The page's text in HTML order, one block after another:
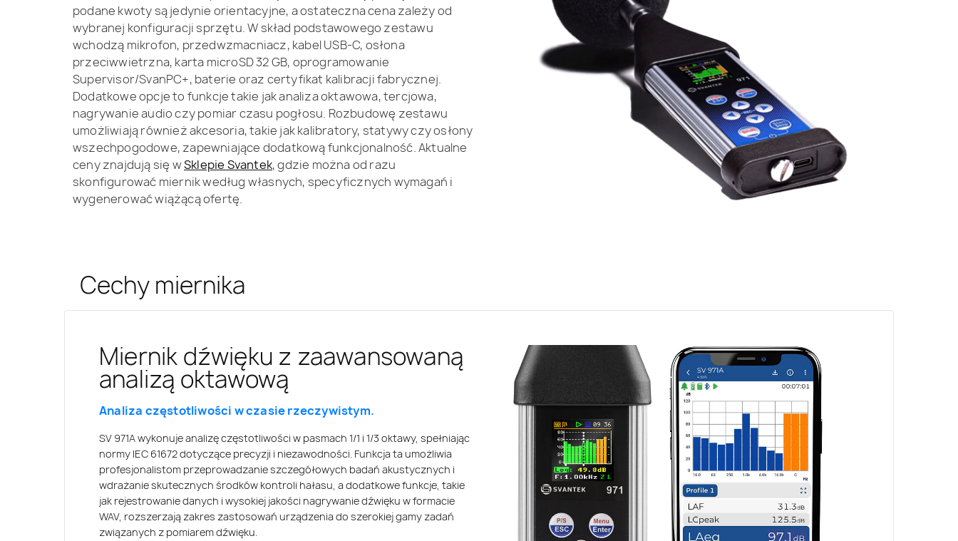
podane kwoty są jedynie orientacyjne, a ostateczna cena zależy od
wybranej konfiguracji sprzętu. W skład podstawowego zestawu
wchodzą mikrofon, przedwzmacniacz, kabel USB-C, osłona
przeciwwietrzna, karta microSD 32 GB, oprogramowanie
Supervisor/SvanPC+, baterie oraz certyfikat kalibracji fabrycznej.
Dodatkowe opcje to funkcje takie jak analiza oktawowa, tercjowa,
nagrywanie audio czy pomiar czasu pogłosu. Rozbudowę zestawu
umożliwiają również akcesoria, takie jak kalibratory, statywy czy osłony
wszechpogodowe, zapewniające dodatkową funkcjonalność. Aktualne
ceny znajdują się wSklepie Svantek, gdzie można od razu
skonfigurować miernik według własnych, specyficznych wymagań i
wygenerować wiążącą ofertę.
Cechy miernika
Miernik dźwięku z zaawansowaną
analizą oktawową
Analiza częstotliwości w czasie rzeczywistym.
SV 971A wykonuje analizę częstotliwości w pasmach 1/1 i 1/3 oktawy, spełniając
normy IEC 61672 dotyczące precyzji i niezawodności. Funkcja ta umożliwia
profesjonalistom przeprowadzanie szczegółowych badań akustycznych i
wdrażanie skutecznych środków kontroli hałasu, a dodatkowe funkcje, takie
jak rejestrowanie danych i wysokiej jakości nagrywanie dźwięku w formacie
WAV, rozszerzają zakres zastosowań urządzenia do szerokiej gamy zadań
związanych z pomiarem dźwięku.
Aplikacja mobilna do miernika
hałasu
Aplikacja mobilna ułatwia wykonywanie pomiarów
Dedykowana aplikacja płynnie łączy się z urządzeniem SV 971A, rozszerzając
interfejs użytkownika i upraszczając sterowanie bezpośrednio ze smartfona
lub tabletu. Integracja ta umożliwia obliczenia izolacji akustycznej zgodnie z
normą ISO 16283 i obsługuje pomiary STIPA.
Kompleksowe oprogramowanie
Zintegrowane oprogramowanie sprzętowe i komputerowe
usprawniają zarządzanie danymi z pomiarów.
SV 971A jest wyposażony w zaawansowane oprogramowanie sprzętowe do
precyzyjnych pomiarów, rejestrowania danych i przechowywania historii
pomiarów na kartach SD. Oprogramowanie komputerowe i aplikacja mobilna
dodatkowo usprawniają analizę danych i raportowanie.